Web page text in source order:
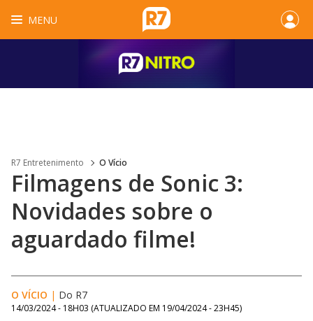
MENU
R7 Entretenimento O Vício
Filmagens de Sonic 3:
Novidades sobre o
aguardado filme!
O VÍCIO | Do R7
14/03/2024 - 18H03 (ATUALIZADO EM 19/04/2024 - 23H45)